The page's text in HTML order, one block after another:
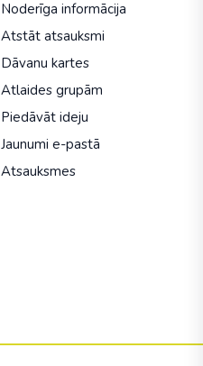
Noderīga informācija
Atstāt atsauksmi
Dāvanu kartes
Atlaides grupām
Piedāvāt ideju
Jaunumi e-pastā
Atsauksmes